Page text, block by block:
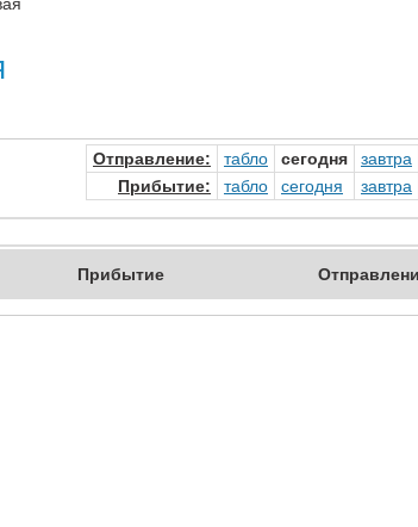
Отправление: табло сегодня завтра
Прибытие: табло сегодня завтра
Прибытие Отпр